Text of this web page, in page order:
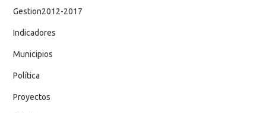
Gestion2012-2017
Indicadores
Municipios
Política
Proyectos